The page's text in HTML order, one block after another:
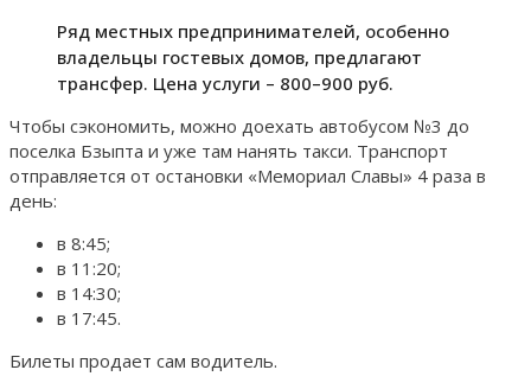
Ряд местных предпринимателей, особенно
владельцы гостевых домов, предлагают
трансфер. Цена услуги – 800–900 руб.
Чтобы сэкономить, можно доехать автобусом №3 до
поселка Бзыпта и уже там нанять такси. Транспорт
отправляется от остановки «Мемориал Славы» 4 раза в
день:
в 8:45;
в 11:20;
в 14:30;
в 17:45.
Билеты продает сам водитель.